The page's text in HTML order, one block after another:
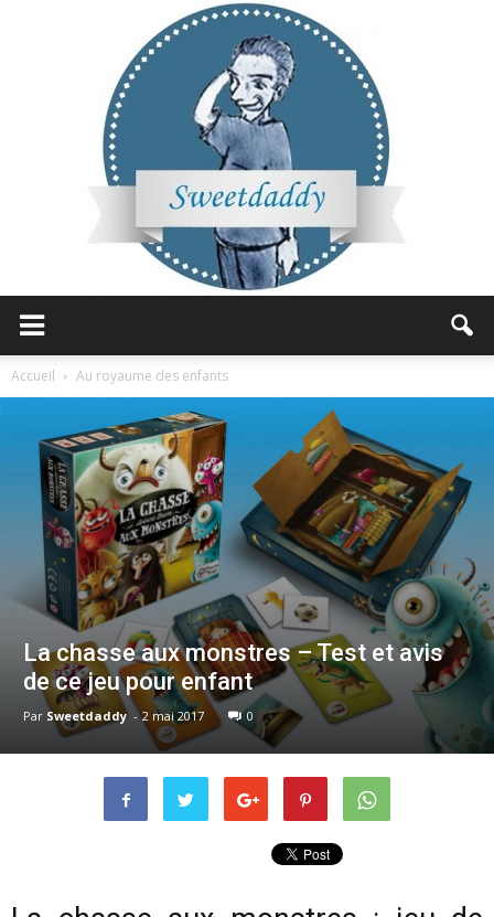
Accueil Au royaume des enfants
La chasse aux monstres – Test et avis
de ce jeu pour enfant
Par Sweetdaddy - 2 mai 2017 0